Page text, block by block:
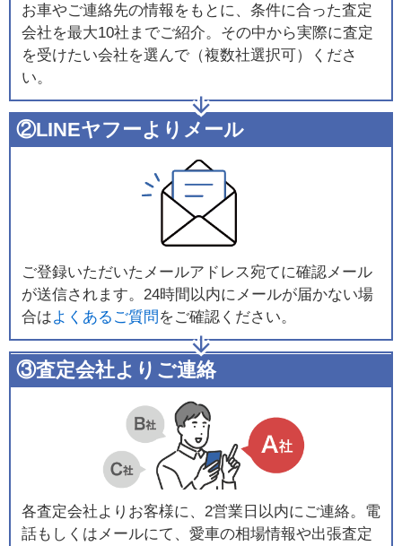
お車やご連絡先の情報をもとに、条件に合った査定
会社を最大10社までご紹介。その中から実際に査定
を受けたい会社を選んで（複数社選択可）くださ
い。
②LINEヤフーよりメール
ご登録いただいたメールアドレス宛てに確認メール
が送信されます。24時間以内にメールが届かない場
合はよくあるご質問 をご確認ください。
③査定会社よりご連絡
各査定会社よりお客様に、2営業日以内にご連絡。電
話もしくはメールにて、愛車の相場情報や出張査定